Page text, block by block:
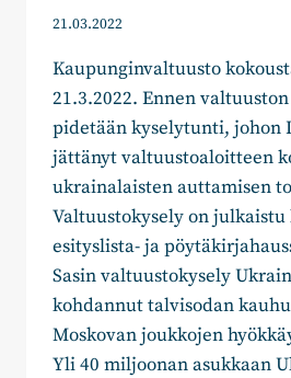
21.03.2022
Kaupunginvaltuusto
21.3.2022. Ennen
pidetään kyselytunti, johon
jättänyt valtuustoaloitteen
ukrainalaisten auttamisen
Valtuustokysely on
esityslista- ja
Sasin valtuustokysely
kohdannut talvisodan
Moskovan joukkojen
Yli 40 miljoonan asukkaan